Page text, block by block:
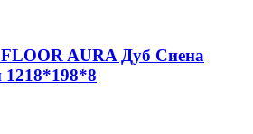
AURA Дуб Сиена
1218*198*8